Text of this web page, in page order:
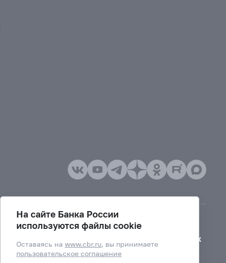
Версия для слабовидящих
На сайте Банка России
используются файлы cookie
Оставаясь наwww.cbr.ru, вы принимаете
пользовательское соглашение